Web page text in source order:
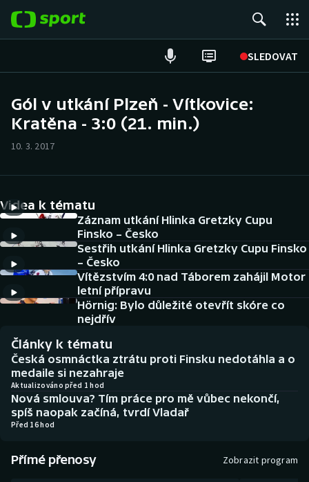
SLEDOVAT
Hokej
Cyklistika
DALŠÍ SPORTY
Americký fotbal
Baseball a softbal
Basketbal
Biatlon
Boby a skeleton
Box
NEPŘEHLÉDNĚTE
Historické návraty
Aplikace ČT sport
AZ kvíz
Gól v utkání Plzeň - Vítkovice:
Kratěna - 3:0 (21. min.)
10. 3. 2017
Videa k tématu
Záznam utkání Hlinka Gretzky Cupu
Finsko – Česko
Sestřih utkání Hlinka Gretzky Cupu Finsko
– Česko
Vítězstvím 4:0 nad Táborem zahájil Motor
letní přípravu
Hörnig: Bylo důležité otevřít skóre co
nejdřív
Články k tématu
Česká osmnáctka ztrátu proti Finsku nedotáhla a o
medaile si nezahraje
Aktualizováno před 1 hod
Nová smlouva? Tím práce pro mě vůbec nekončí,
spíš naopak začíná, tvrdí Vladař
Před 16 hod
Přímé přenosy Zobrazit program